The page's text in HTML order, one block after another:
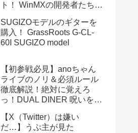
ト！ WinMXの開発者たちが
「Fopnu」とは？ No.140
SUGIZOモデルのギターを
購入！ GrassRoots G-CL-
60I SUGIZO model
【初参戦必見】anoちゃん
ライブのノリ＆必須ルール
徹底解説！絶対に覚えろ
っ！DUAL DINER 呪いをか
あのちゃんライブ
【X（Twitter）は嫌い
だ…】うぷ主が見た